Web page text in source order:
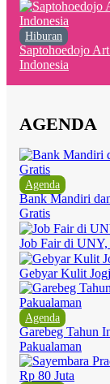
Hiburan
Saptohoedojo
Indonesia
AGENDA
Agenda
Bank Mandiri
Gratis
Job Fair di
Gebyar Kulit
Agenda
Garebeg Tahun
Pakualaman